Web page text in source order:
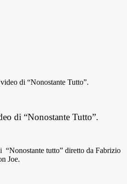
di “Nonostante Tutto”.
di “Nonostante Tutto”.
“Nonostante tutto” diretto da Fabrizio
Joe.